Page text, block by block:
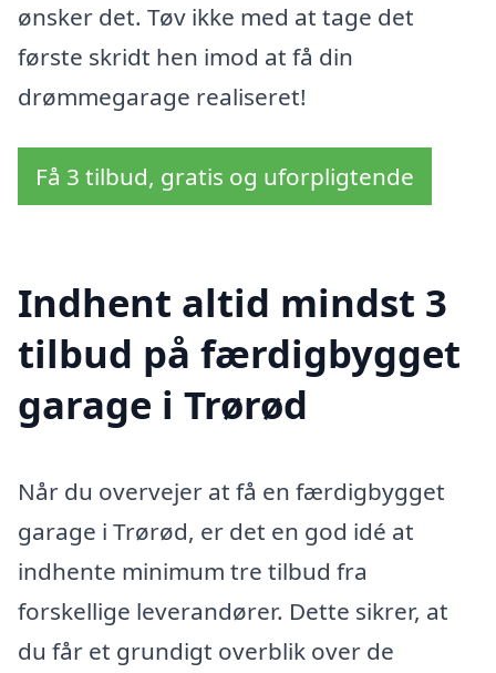
ønsker det. Tøv ikke med at tage det
første skridt hen imod at få din
drømmegarage realiseret!
Få 3 tilbud, gratis og uforpligtende
Indhent altid mindst 3
tilbud på færdigbygget
garage i Trørød
Når du overvejer at få en færdigbygget
garage i Trørød, er det en god idé at
indhente minimum tre tilbud fra
forskellige leverandører. Dette sikrer, at
du får et grundigt overblik over de